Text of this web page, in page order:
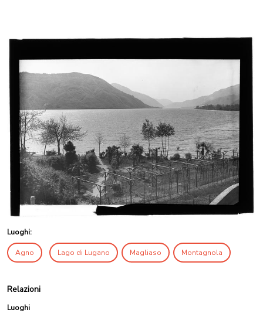
Luoghi:
Agno Lago di Lugano Magliaso Montagnola
Relazioni
Luoghi